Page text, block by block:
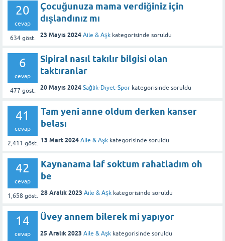
20
cevap
634göst.
Çocuğunuza mama verdiğiniz için
dışlandınız mı
23 Mayıs 2024 Aile & Aşk kategorisinde soruldu
6
cevap
477 göst.
Sipiral nasıl takılır bilgisi olan
taktıranlar
20 Mayıs 2024 Sağlık-Diyet-Spor kategorisinde soruldu
41
cevap
2,411 göst.
Tam yeni anne oldum derken kanser
belası
13 Mart 2024 Aile & Aşk kategorisinde soruldu
42
cevap
1,658 göst.
Kaynanama laf soktum rahatladım oh
be
28 Aralık 2023 Aile & Aşk kategorisinde soruldu
14
cevap
Üvey annem bilerek mi yapıyor
25 Aralık 2023 Aile & Aşk kategorisinde soruldu